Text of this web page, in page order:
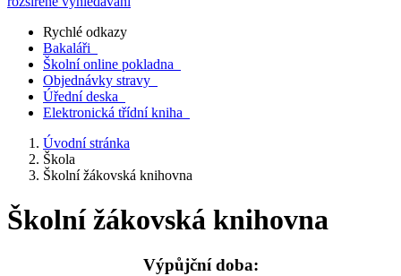
Rychlé odkazy
Bakaláři
Školní online pokladna
Objednávky stravy
Úřední deska
Elektronická třídní kniha
Úvodní stránka
Škola
Školní žákovská knihovna
Školní žákovská knihovna
Výpůjční doba: